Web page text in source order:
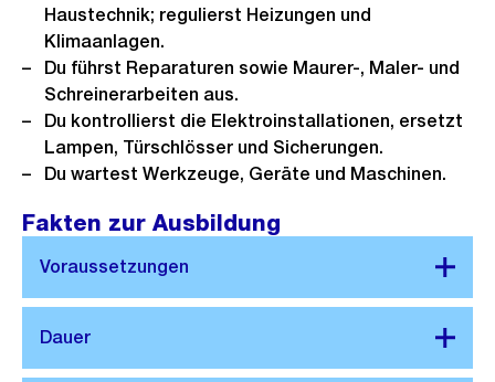
Haustechnik; regulierst Heizungen und
Klimaanlagen.
Du führst Reparaturen sowie Maurer-, Maler- und
Schreinerarbeiten aus.
Du kontrollierst die Elektroinstallationen, ersetzt
Lampen, Türschlösser und Sicherungen.
Du wartest Werkzeuge, Geräte und Maschinen.
Fakten zur Ausbildung